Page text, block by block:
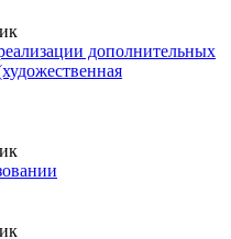
дополнительных